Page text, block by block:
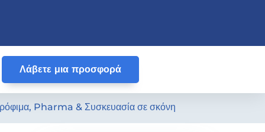
Λάβετε μια προσφορά
Pharma & Συσκευασία σε σκόνη